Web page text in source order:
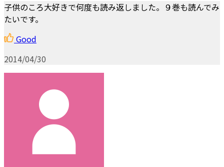
子供のころ大好きで何度も読み返しました。９巻も読んでみ
たいです。
Good
2014/04/30